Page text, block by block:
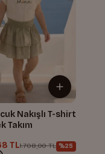
Nakışlı T-shirt
Takım
TL1.708,00 TL %25